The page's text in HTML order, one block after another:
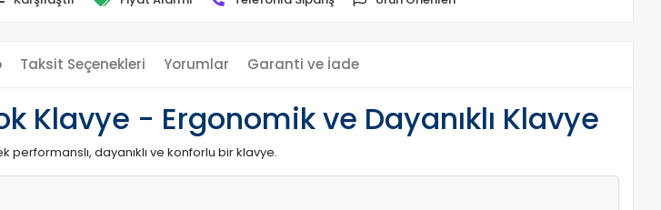
Taksit Seçenekleri Yorumlar Garanti ve İade
Klavye - Ergonomik ve Dayanıklı Klavye
performanslı, dayanıklı ve konforlu bir klavye.